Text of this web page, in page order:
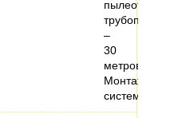
трубопровода
–
30
метров.
Монтаж
системы…